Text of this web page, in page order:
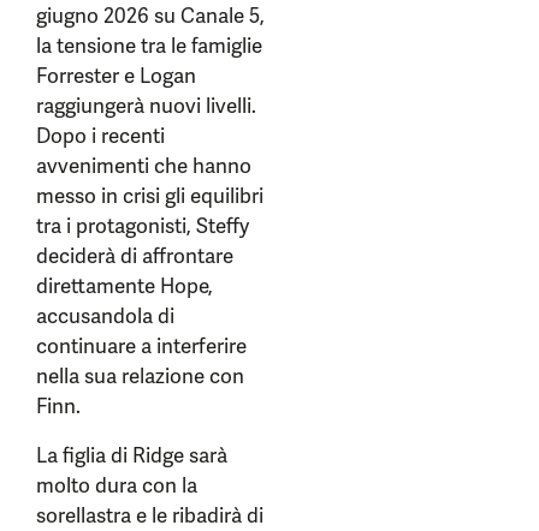
giugno 2026 su Canale 5,
la tensione tra le famiglie
Forrester e Logan
raggiungerà nuovi livelli.
Dopo i recenti
avvenimenti che hanno
messo in crisi gli equilibri
tra i protagonisti, Steffy
deciderà di affrontare
direttamente Hope,
accusandola di
continuare a interferire
nella sua relazione con
Finn.
La figlia di Ridge sarà
molto dura con la
sorellastra e le ribadirà di